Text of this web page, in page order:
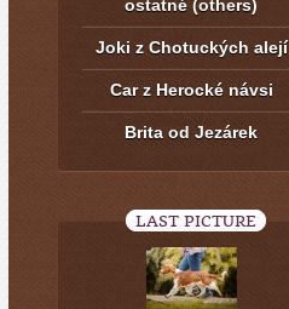
ostatné (others)
Joki z Chotuckých alejí
Car z Herocké návsi
Brita od Jezárek
LAST PICTURE